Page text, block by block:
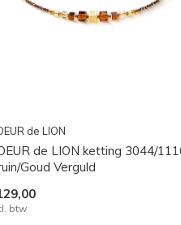
de LION
de LION ketting 3044/
Goud Verguld
btw